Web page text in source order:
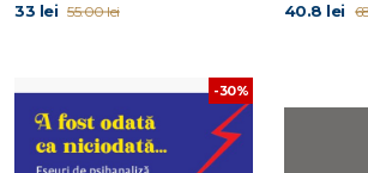
33 lei 55.00 lei 40.8 lei
-30%